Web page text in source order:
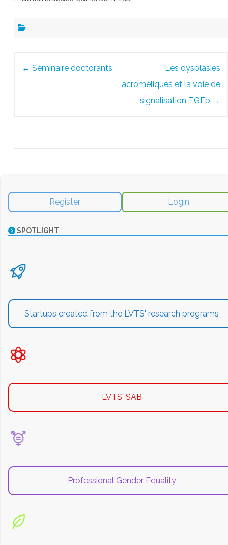
← Séminaire doctorants
Les dysplasies
acroméliques et la voie de
signalisation TGFb →
Register Login
SPOTLIGHT
Startups created from the LVTS' research programs
LVTS' SAB
Professional Gender Equality